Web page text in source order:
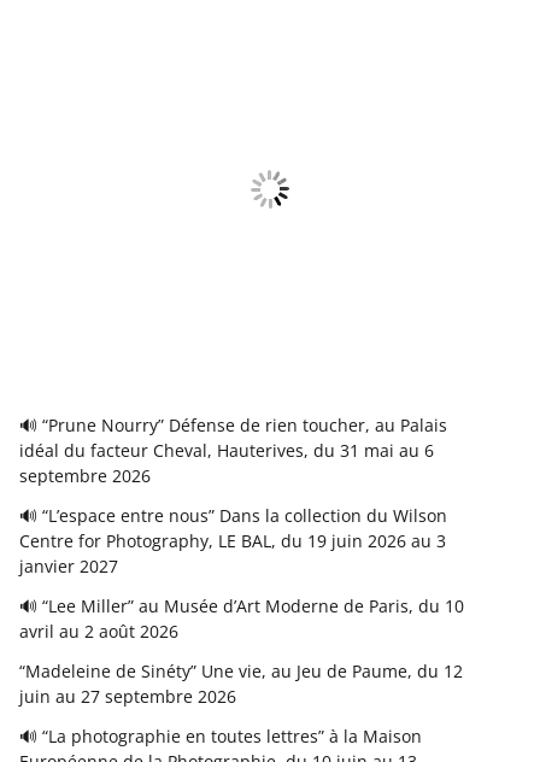
🔊 “Prune Nourry” Défense de rien toucher, au Palais
idéal du facteur Cheval, Hauterives, du 31 mai au 6
septembre 2026
🔊 “L’espace entre nous” Dans la collection du Wilson
Centre for Photography, LE BAL, du 19 juin 2026 au 3
janvier 2027
🔊 “Lee Miller” au Musée d’Art Moderne de Paris, du 10
avril au 2 août 2026
“Madeleine de Sinéty” Une vie, au Jeu de Paume, du 12
juin au 27 septembre 2026
🔊 “La photographie en toutes lettres” à la Maison